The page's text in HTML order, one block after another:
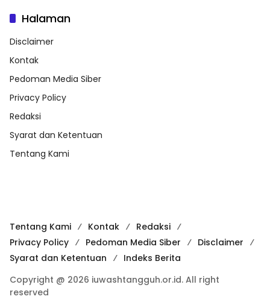
Halaman
Disclaimer
Kontak
Pedoman Media Siber
Privacy Policy
Redaksi
Syarat dan Ketentuan
Tentang Kami
Tentang Kami Kontak
Redaksi
Privacy Policy
Pedoman Media Siber
Disclaimer
Syarat dan Ketentuan
Indeks Berita
Copyright @ 2026 iuwashtangguh.or.id. All right
reserved